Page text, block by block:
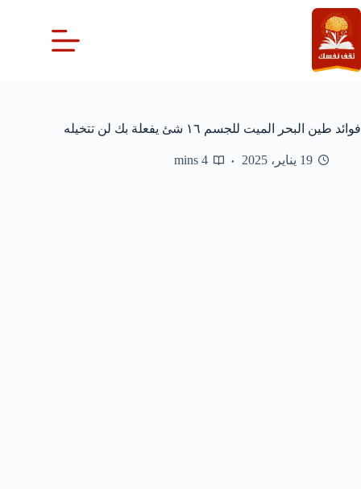
التجاوز
إلى
المحتوى
فوائد طين البحر الميت للجسم ١٦ شئ يفعلة بك لن تتخيله
19 يناير، 2025 4 mins